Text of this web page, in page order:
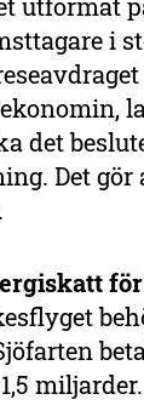
i
det
Det gör
miljarder.